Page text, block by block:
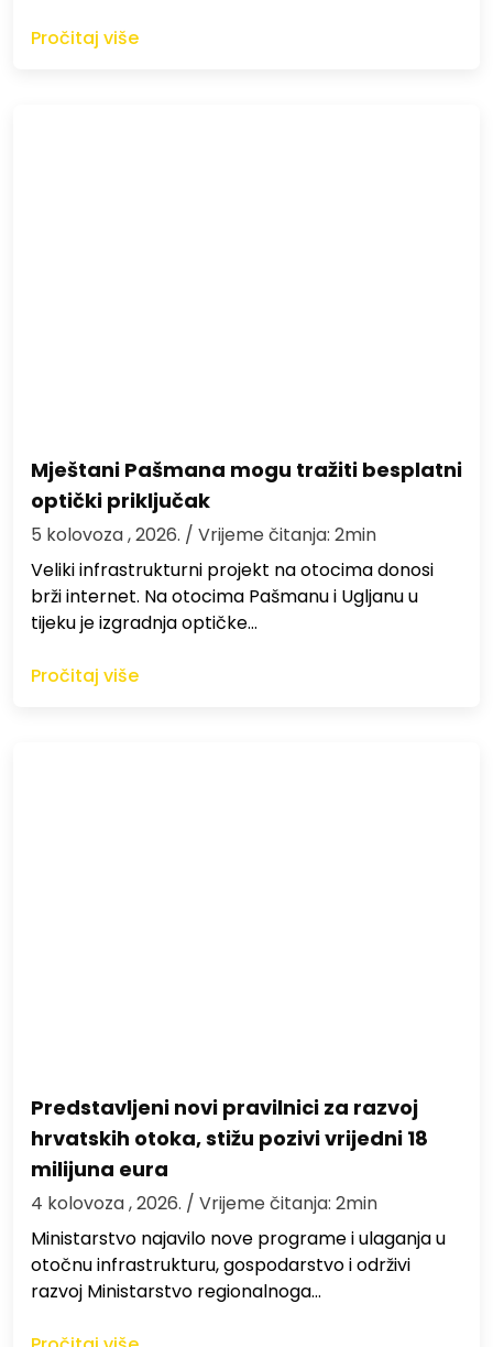
Pročitaj više
Mještani Pašmana mogu tražiti besplatni
optički priključak
5 kolovoza , 2026. / Vrijeme čitanja: 2min
Veliki infrastrukturni projekt na otocima donosi
brži internet. Na otocima Pašmanu i Ugljanu u
tijeku je izgradnja optičke…
Pročitaj više
Predstavljeni novi pravilnici za razvoj
hrvatskih otoka, stižu pozivi vrijedni 18
milijuna eura
4 kolovoza , 2026. / Vrijeme čitanja: 2min
Ministarstvo najavilo nove programe i ulaganja u
otočnu infrastrukturu, gospodarstvo i održivi
razvoj Ministarstvo regionalnoga…